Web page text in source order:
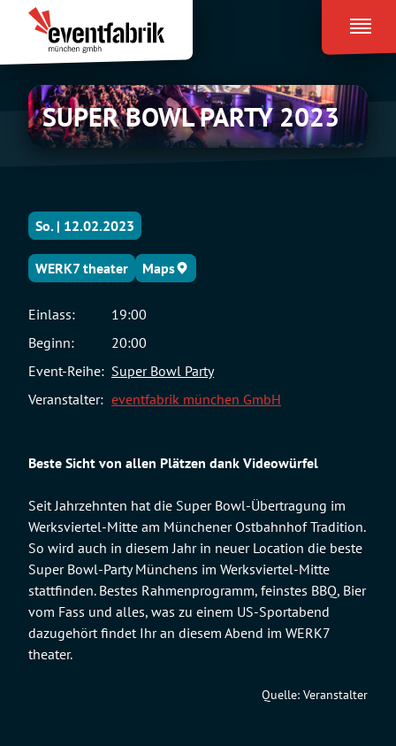
Inhalt
springen
Eventfabrik
München
SUPER
BOWL
PARTY
SUPER BOWL PARTY 2023
Beste Sicht von allen Plätzen dank Videowürfel
Seit Jahrzehnten hat die Super Bowl-Übertragung im
Werksviertel-Mitte am Münchener Ostbahnhof Tradition.
So wird auch in diesem Jahr in neuer Location die beste
Super Bowl-Party Münchens im Werksviertel-Mitte
stattfinden. Bestes Rahmenprogramm, feinstes BBQ, Bier
vom Fass und alles, was zu einem US-Sportabend
dazugehört findet Ihr an diesem Abend im WERK7
theater.
Quelle: Veranstalter
So. | 12.02.2023
WERK7 theater Maps
Einlass:
19:00
Beginn:
20:00
Event-Reihe: Super Bowl Party
Veranstalter: eventfabrik münchen GmbH